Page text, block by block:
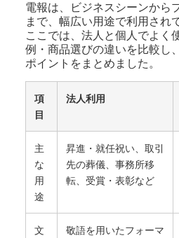
電報は、ビジネスシーンから
まで、幅広い用途で利用され
ここでは、法人と個人でよく
例・商品選びの違いを比較し
ポイントをまとめました。
項
目
法人利用
主
な
用
途
昇進・就任祝い、取引
先の葬儀、事務所移
転、受賞・表彰など
文
敬語を用いたフォーマ